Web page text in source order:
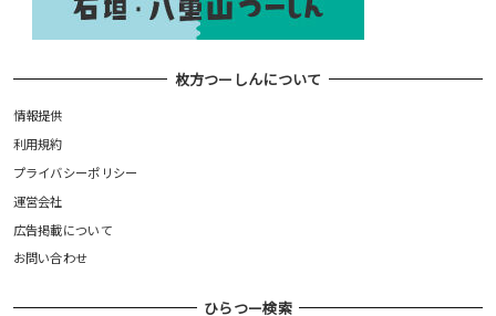
枚方つーしんについて
情報提供
利用規約
プライバシーポリシー
運営会社
広告掲載について
お問い合わせ
ひらつー検索